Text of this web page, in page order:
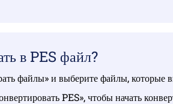
в PES файл?
файлы» и выберите файлы, которые
PES», чтобы начать